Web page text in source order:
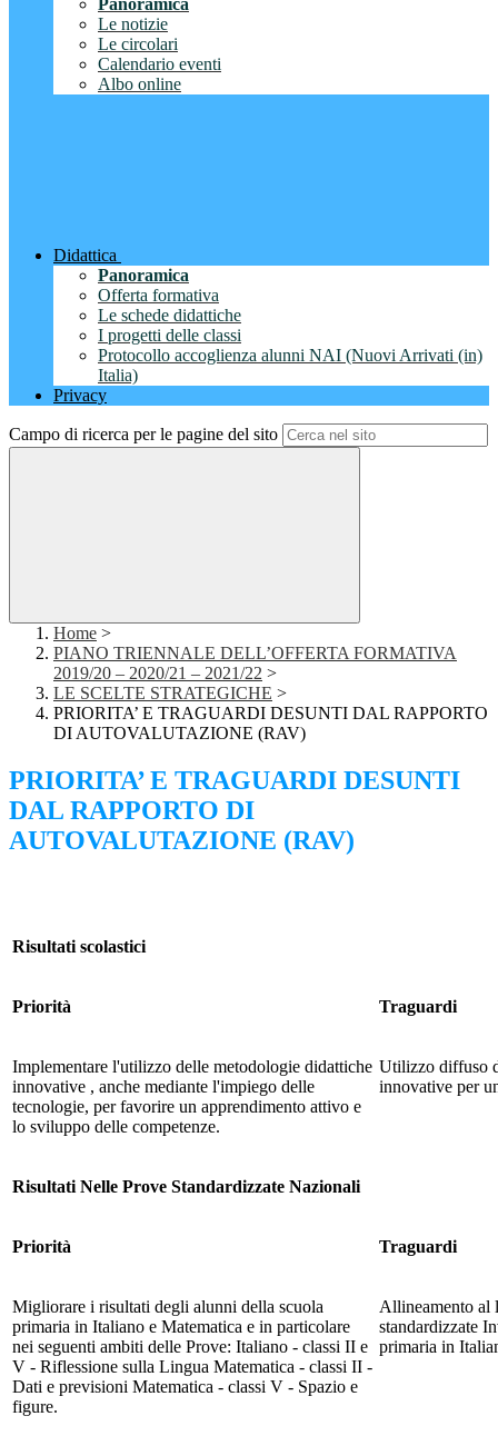
Panoramica
Le notizie
Le circolari
Calendario eventi
Albo online
Didattica
Panoramica
Offerta formativa
Le schede didattiche
I progetti delle classi
Protocollo accoglienza alunni NAI (Nuovi Arrivati (in)
Italia)
Privacy
Campo di ricerca per le pagine del sito
Home >
PIANO TRIENNALE DELL’OFFERTA FORMATIVA
2019/20 – 2020/21 – 2021/22 >
LE SCELTE STRATEGICHE >
PRIORITA’ E TRAGUARDI DESUNTI DAL RAPPORTO
DI AUTOVALUTAZIONE (RAV)
PRIORITA’ E TRAGUARDI DESUNTI
DAL RAPPORTO DI
AUTOVALUTAZIONE (RAV)
Risultati scolastici
Priorità Traguardi
Implementare l'utilizzo delle metodologie didattiche
innovative , anche mediante l'impiego delle
tecnologie, per favorire un apprendimento attivo e
lo sviluppo delle competenze.
Utilizzo diffuso
innovative per
Risultati Nelle Prove Standardizzate Nazionali
Priorità Traguardi
Migliorare i risultati degli alunni della scuola
primaria in Italiano e Matematica e in particolare
nei seguenti ambiti delle Prove: Italiano - classi II e
V - Riflessione sulla Lingua Matematica - classi II -
Dati e previsioni Matematica - classi V - Spazio e
figure.
Allineamento al
standardizzate
primaria in